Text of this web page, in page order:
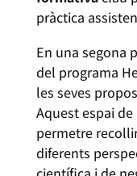
pràctica
En una segona
del programa
les seves
Aquest espai de
permetre
diferents